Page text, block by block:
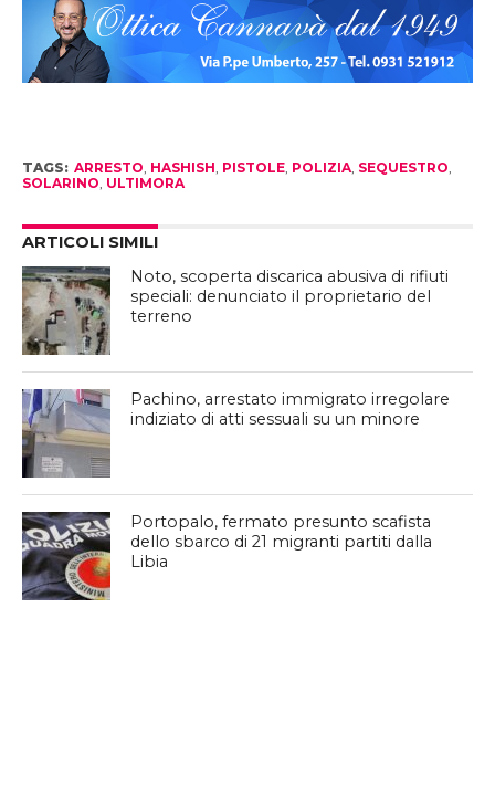
TAGS: ARRESTO HASHISH PISTOLE, POLIZIA, SEQUESTRO
SOLARINO ULTIMORA
ARTICOLI SIMILI
Noto, scoperta discarica abusiva di rifiuti
speciali: denunciato il proprietario del
terreno
Pachino, arrestato immigrato irregolare
indiziato di atti sessuali su un minore
Portopalo, fermato presunto scafista
dello sbarco di 21 migranti partiti dalla
Libia